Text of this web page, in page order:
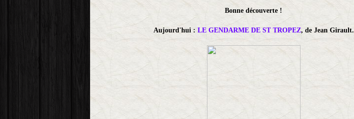
Bonne découverte !
Aujourd'hui : LE GENDARME DE ST TROPEZ, de Jean Girault.